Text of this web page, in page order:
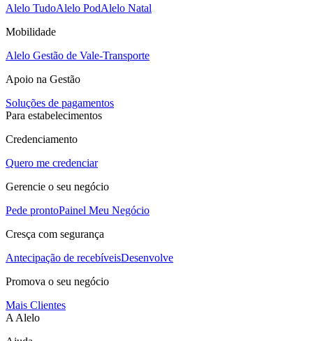
Alelo TudoAlelo PodAlelo Natal
Mobilidade
Alelo Gestão de Vale-Transporte
Apoio na Gestão
Soluções de pagamentos
Para estabelecimentos
Credenciamento
Quero me credenciar
Gerencie o seu negócio
Pede prontoPainel Meu Negócio
Cresça com segurança
Antecipação de recebíveisDesenvolve
Promova o seu negócio
Mais Clientes
A Alelo